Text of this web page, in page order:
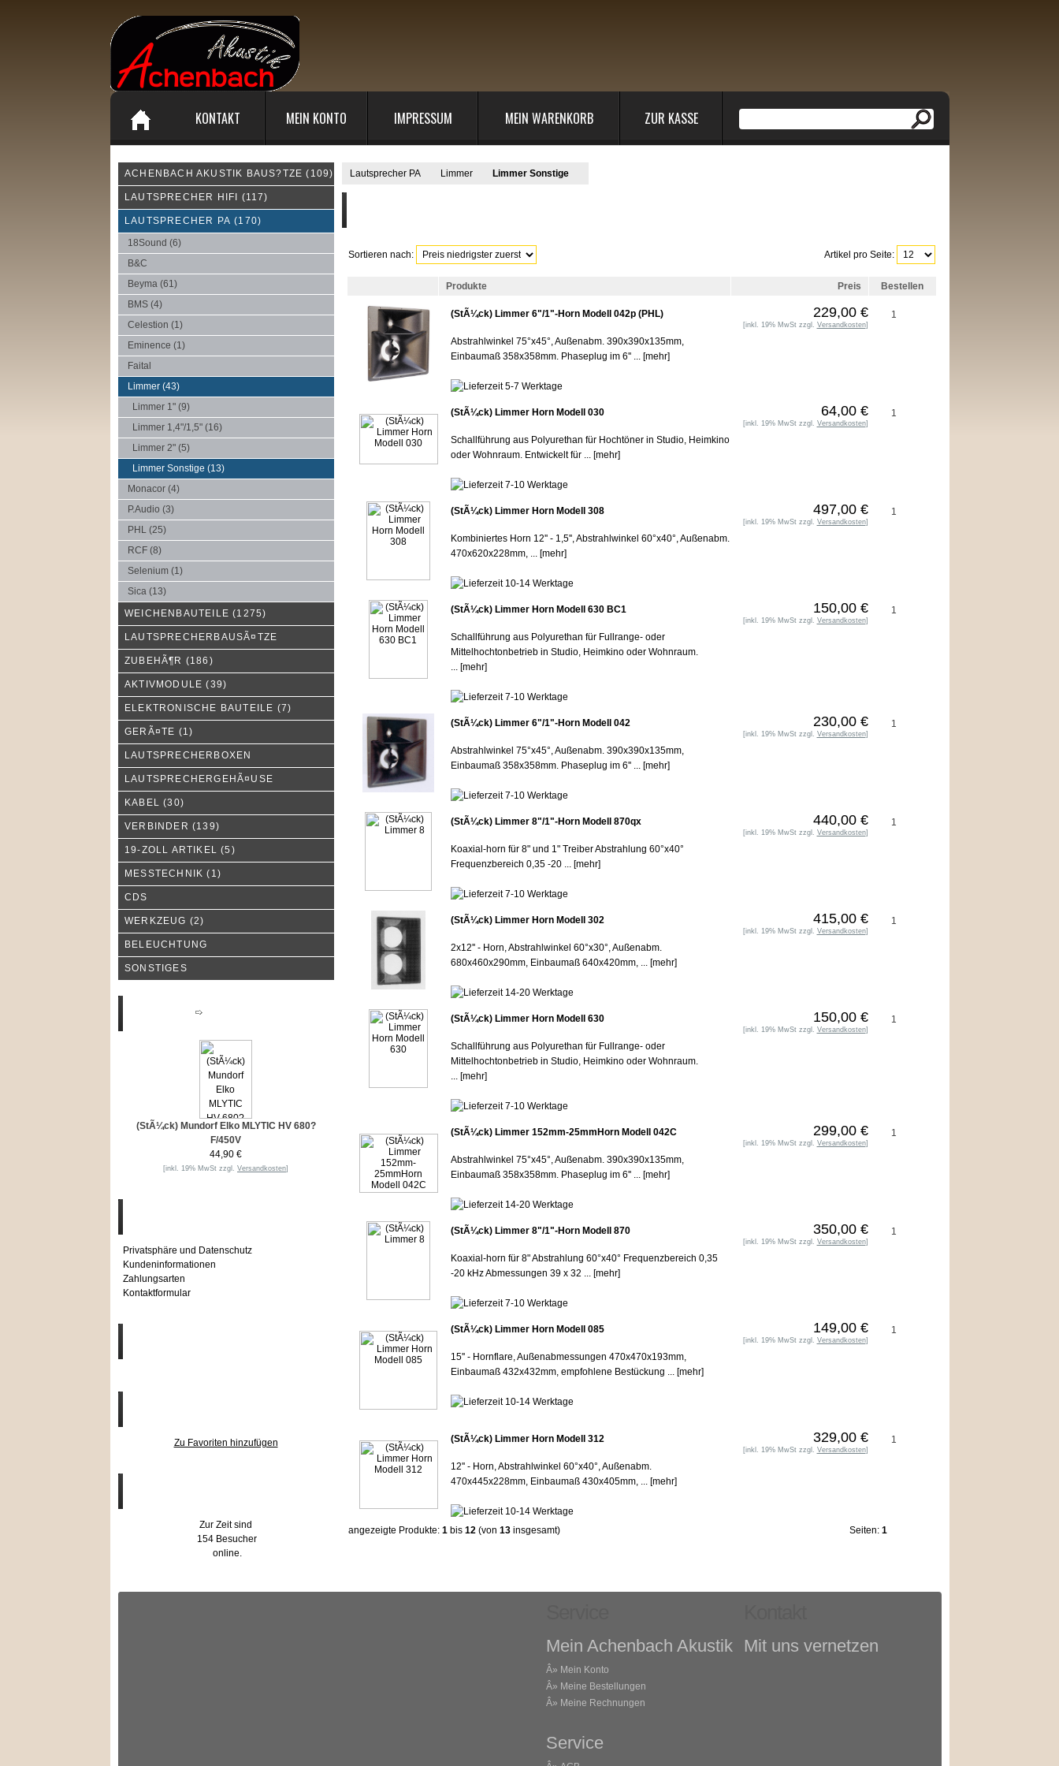
KONTAKT MEIN KONTO IMPRESSUM MEIN WARENKORB ZUR KASSE
ACHENBACH AKUSTIK BAUS?TZE (109)
LAUTSPRECHER HIFI (117)
LAUTSPRECHER PA (170)
18Sound (6)
B&C
Beyma(61)
BMS(4)
Celestion (1)
Eminence (1)
Faital
Limmer(43)
Limmer 1"(9)
Limmer 1,4"/1,5"(16)
Limmer 2"(5)
Limmer Sonstige (13)
Monacor(4)
P.Audio (3)
PHL(25)
RCF(8)
Selenium(1)
Sica(13)
WEICHENBAUTEILE (1275)
LAUTSPRECHERBAUSÃ¤TZE
ZUBEHÃ¶R (186)
AKTIVMODULE (39)
ELEKTRONISCHE BAUTEILE (7)
GERÃ¤TE (1)
LAUTSPRECHERBOXEN
LAUTSPRECHERGEHÃ¤USE
KABEL (30)
VERBINDER (139)
19-ZOLL ARTIKEL (5)
MESSTECHNIK (1)
CDS
WERKZEUG (2)
BELEUCHTUNG
SONSTIGES
(StÃ¼ck) Mundorf Elko MLYTIC HV 680?
F/450V
44,90 €
[inkl. 19% MwSt zzgl. Versandkosten]
Privatsphäre und Datenschutz
Kundeninformationen
Zahlungsarten
Kontaktformular
Zu Favoriten hinzufügen
Zur Zeit sind
154 Besucher
online.
Lautsprecher PA Limmer Limmer Sonstige
Sortieren nach: Artikel pro Seite:
Produkte Preis Bestellen
(StÃ¼ck) Limmer 6"/1"-Horn Modell 042p (PHL)
Abstrahlwinkel 75°x45°, Außenabm. 390x390x135mm,
Einbaumaß 358x358mm. Phaseplug im 6'' ...[mehr]
229,00 €
[inkl. 19% MwSt zzgl. Versandkosten]
(StÃ¼ck) Limmer Horn Modell 030
Schallführung aus Polyurethan für Hochtöner in Studio, Heimkino
oder Wohnraum. Entwickelt für ...[mehr]
64,00 €
[inkl. 19% MwSt zzgl. Versandkosten]
(StÃ¼ck) Limmer Horn Modell 308
Kombiniertes Horn 12'' - 1,5'', Abstrahlwinkel 60°x40°, Außenabm.
470x620x228mm, ...[mehr]
497,00 €
[inkl. 19% MwSt zzgl. Versandkosten]
(StÃ¼ck) Limmer Horn Modell 630 BC1
Schallführung aus Polyurethan für Fullrange- oder
Mittelhochtonbetrieb in Studio, Heimkino oder Wohnraum.
...[mehr]
150,00 €
[inkl. 19% MwSt zzgl. Versandkosten]
(StÃ¼ck) Limmer 6"/1"-Horn Modell 042
Abstrahlwinkel 75°x45°, Außenabm. 390x390x135mm,
Einbaumaß 358x358mm. Phaseplug im 6'' ...[mehr]
230,00 €
[inkl. 19% MwSt zzgl. Versandkosten]
(StÃ¼ck) Limmer 8"/1"-Horn Modell 870qx
Koaxial-horn für 8" und 1" Treiber Abstrahlung 60°x40°
Frequenzbereich 0,35 -20 ...[mehr]
440,00 €
[inkl. 19% MwSt zzgl. Versandkosten]
(StÃ¼ck) Limmer Horn Modell 302
2x12'' - Horn, Abstrahlwinkel 60°x30°, Außenabm.
680x460x290mm, Einbaumaß 640x420mm, ...[mehr]
415,00 €
[inkl. 19% MwSt zzgl. Versandkosten]
(StÃ¼ck) Limmer Horn Modell 630
Schallführung aus Polyurethan für Fullrange- oder
Mittelhochtonbetrieb in Studio, Heimkino oder Wohnraum.
...[mehr]
150,00 €
[inkl. 19% MwSt zzgl. Versandkosten]
(StÃ¼ck) Limmer 152mm-25mmHorn Modell 042C
Abstrahlwinkel 75°x45°, Außenabm. 390x390x135mm,
Einbaumaß 358x358mm. Phaseplug im 6'' ...[mehr]
299,00 €
[inkl. 19% MwSt zzgl. Versandkosten]
(StÃ¼ck) Limmer 8"/1"-Horn Modell 870
Koaxial-horn für 8" Abstrahlung 60°x40° Frequenzbereich 0,35
-20 kHz Abmessungen 39 x 32 ...[mehr]
350,00 €
[inkl. 19% MwSt zzgl. Versandkosten]
(StÃ¼ck) Limmer Horn Modell 085
15'' - Hornflare, Außenabmessungen 470x470x193mm,
Einbaumaß 432x432mm, empfohlene Bestückung ...[mehr]
149,00 €
[inkl. 19% MwSt zzgl. Versandkosten]
(StÃ¼ck) Limmer Horn Modell 312
12'' - Horn, Abstrahlwinkel 60°x40°, Außenabm.
470x445x228mm, Einbaumaß 430x405mm, ...[mehr]
329,00 €
[inkl. 19% MwSt zzgl. Versandkosten]
angezeigte Produkte: 1bis 12(von 13insgesamt) Seiten: 1
Mein Achenbach Akustik
Â» Mein Konto
Â» Meine Bestellungen
Â» Meine Rechnungen
Service
Mit uns vernetzen